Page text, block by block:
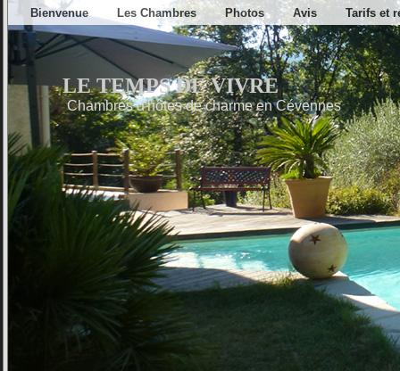
Bienvenue Les Chambres Photos Avis Tarifs et
LE TEMPS DE VIVRE
Chambres d'hôtes de charme en Cévennes